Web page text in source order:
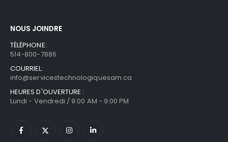
NOUS JOINDRE
TÉLÉPHONE:
514-800-7886
COURRIEL:
info@servicestechnologiquesam.ca
HEURES D'OUVERTURE :
Lundi - Vendredi / 9:00 AM - 9:00 PM